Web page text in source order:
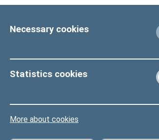
Necessary cookies
Statistics cookies
More about cookies
Seimas